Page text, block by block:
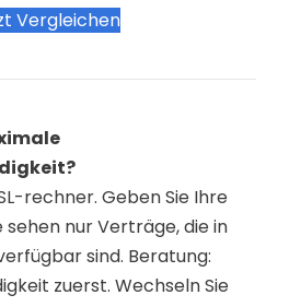
Vergleichen
rechner. Geben Sie Ihre
sehen nur Verträge, die in
sind. Beratung:
zuerst. Wechseln Sie